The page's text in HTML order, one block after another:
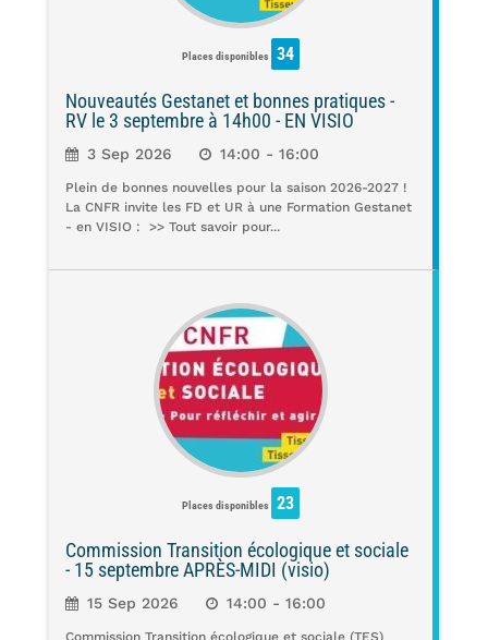
Places disponibles 34
Nouveautés Gestanet et bonnes pratiques -
RV le 3 septembre à 14h00 - EN VISIO
3 Sep 2026 14:00 - 16:00
Plein de bonnes nouvelles pour la saison 2026-2027 !
La CNFR invite les FD et UR à une Formation Gestanet
- en VISIO : >> Tout savoir pour...
Places disponibles 23
Commission Transition écologique et sociale
- 15 septembre APRÈS-MIDI (visio)
15 Sep 2026 14:00 - 16:00
Commission Transition écologique et sociale (TES)